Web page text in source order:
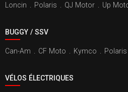
Loncin
Polaris QJ Motor Up
BUGGY / SSV
Can-Am CF Moto Kymco Polaris
VÉLOS ÉLECTRIQUES